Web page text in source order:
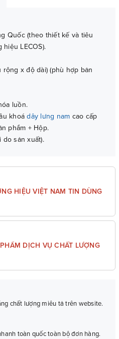
Quốc (theo thiết kế và tiêu
LECOS).
rộng x độ dài) (phù hợp bản
luồn.
khoádây lưng nam cao cấp
phẩm + Hộp.
do sản xuất).
HIỆU VIỆT NAM TIN DÙNG
DỊCH VỤ CHẤT LƯỢNG
chất lượng miêu tả trên website.
toàn quốc toàn bộ đơn hàng.